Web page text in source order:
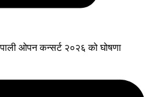
ओपन कन्सर्ट २०२६ को घोषणा